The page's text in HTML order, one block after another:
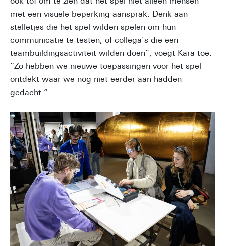
met een visuele beperking aansprak. Denk aan
stelletjes die het spel wilden spelen om hun
communicatie te testen, of collega’s die een
teambuildingsactiviteit wilden doen”, voegt Kara toe.
“Zo hebben we nieuwe toepassingen voor het spel
ontdekt waar we nog niet eerder aan hadden
gedacht.”